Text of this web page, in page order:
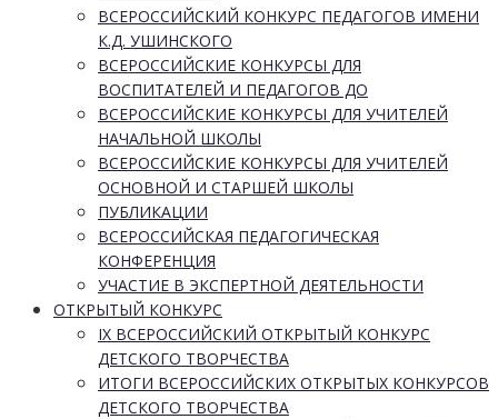
ВСЕРОССИЙСКИЙ КОНКУРС ПЕДАГОГОВ ИМЕНИ
К.Д. УШИНСКОГО
ВСЕРОССИЙСКИЕ КОНКУРСЫ ДЛЯ
ВОСПИТАТЕЛЕЙ И ПЕДАГОГОВ ДО
ВСЕРОССИЙСКИЕ КОНКУРСЫ ДЛЯ УЧИТЕЛЕЙ
НАЧАЛЬНОЙ ШКОЛЫ
ВСЕРОССИЙСКИЕ КОНКУРСЫ ДЛЯ УЧИТЕЛЕЙ
ОСНОВНОЙ И СТАРШЕЙ ШКОЛЫ
ПУБЛИКАЦИИ
ВСЕРОССИЙСКАЯ ПЕДАГОГИЧЕСКАЯ
КОНФЕРЕНЦИЯ
УЧАСТИЕ В ЭКСПЕРТНОЙ ДЕЯТЕЛЬНОСТИ
ОТКРЫТЫЙ КОНКУРС
IX ВСЕРОССИЙСКИЙ ОТКРЫТЫЙ КОНКУРС
ДЕТСКОГО ТВОРЧЕСТВА
ИТОГИ ВСЕРОССИЙСКИХ ОТКРЫТЫХ КОНКУРСОВ
ДЕТСКОГО ТВОРЧЕСТВА